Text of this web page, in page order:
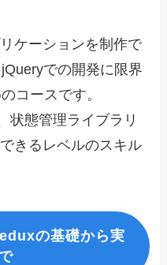
ケーションを制作で
での開発に限界
コースです。
状態管理ライブラリ
きるレベルのスキル
の基礎から実